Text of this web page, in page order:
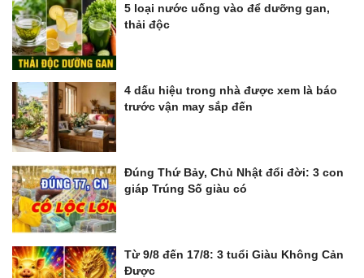
5 loại nước uống vào để dưỡng gan,
thải độc
4 dấu hiệu trong nhà được xem là báo
trước vận may sắp đến
Đúng Thứ Bảy, Chủ Nhật đổi đời: 3 con
giáp Trúng Số giàu có
Từ 9/8 đến 17/8: 3 tuổi Giàu Không Cản
Được